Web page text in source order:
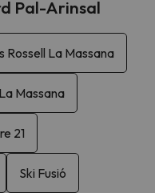
Pal-Arinsal
Rossell La Massana
Massana
21
Ski Fusió